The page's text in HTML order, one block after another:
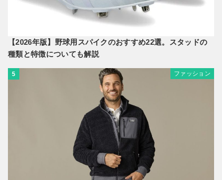
【2026年版】野球用スパイクのおすすめ22選。スタッドの
種類と特徴についても解説
5 ファッション